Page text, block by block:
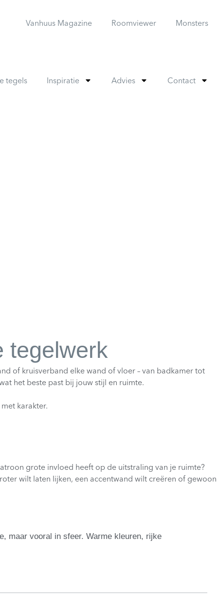
Vanhuus Magazine Roomviewer Monsters
tegels Inspiratie Advies Contact
tegelwerk
of kruisverband elke wand of vloer – van badkamer tot
het beste past bij jouw stijl en ruimte.
karakter.
grote invloed heeft op de uitstraling van je ruimte?
wilt laten lijken, een accentwand wilt creëren of gewoon
maar vooral in sfeer. Warme kleuren, rijke